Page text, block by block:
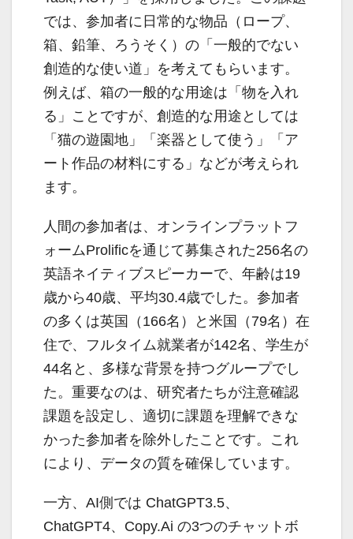
では、参加者に日常的な物品（ロープ、
箱、鉛筆、ろうそく）の「一般的でない
創造的な使い道」を考えてもらいます。
例えば、箱の一般的な用途は「物を入れ
る」ことですが、創造的な用途としては
「猫の遊園地」「楽器として使う」「ア
ート作品の材料にする」などが考えられ
ます。
人間の参加者は、オンラインプラットフ
ォームProlificを通じて募集された256名の
英語ネイティブスピーカーで、年齢は19
歳から40歳、平均30.4歳でした。参加者
の多くは英国（166名）と米国（79名）在
住で、フルタイム就業者が142名、学生が
44名と、多様な背景を持つグループでし
た。重要なのは、研究者たちが注意確認
課題を設定し、適切に課題を理解できな
かった参加者を除外したことです。これ
により、データの質を確保しています。
一方、AI側では ChatGPT3.5、
ChatGPT4、Copy.Ai の3つのチャットボ